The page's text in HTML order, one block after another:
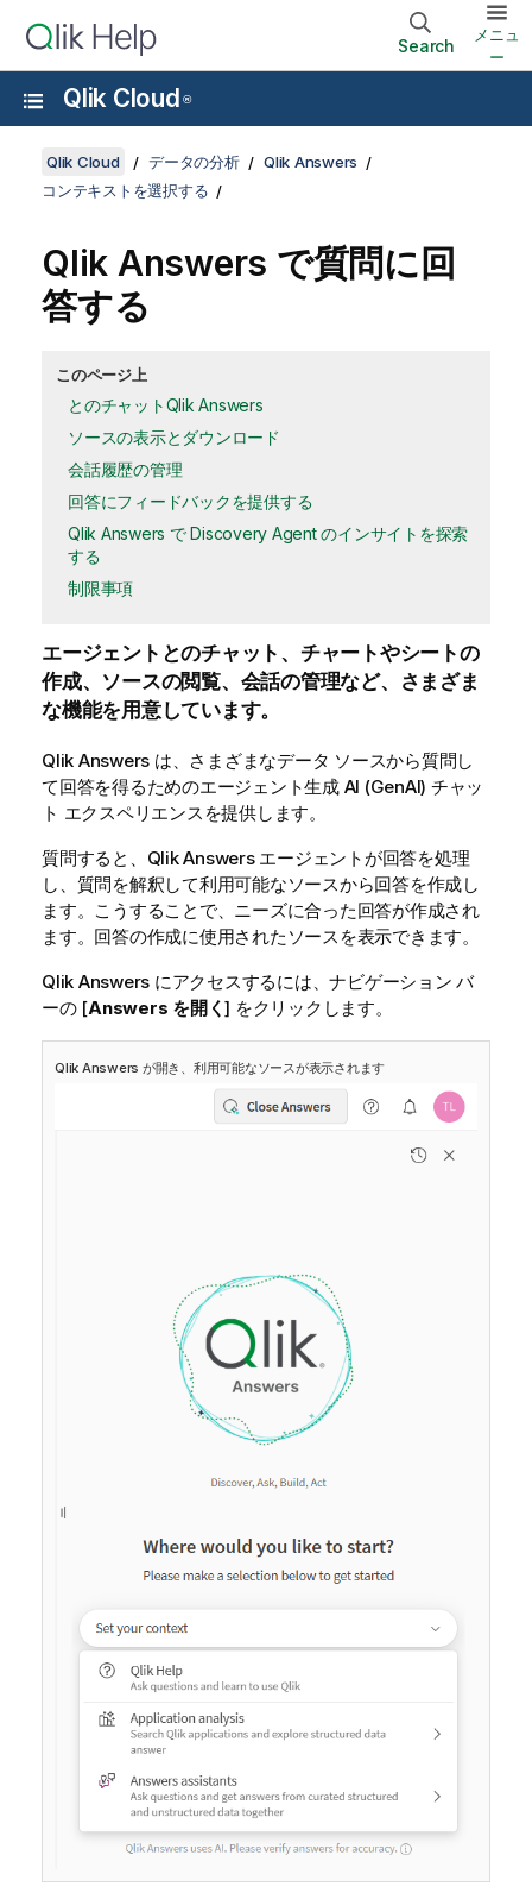
Search
メニュ
ー
Qlik Cloud ®
Qlik Cloud データの分析
Qlik Answers
コンテキストを選択する
Qlik Answers で質問に回
答する
このページ上
とのチャットQlik Answers
ソースの表示とダウンロード
会話履歴の管理
回答にフィードバックを提供する
Qlik Answers で Discovery Agent のインサイトを探索
する
制限事項
エージェントとのチャット、チャートやシートの
作成、ソースの閲覧、会話の管理など、さまざま
な機能を用意しています。
Qlik Answers は、さまざまなデータ ソースから質問し
て回答を得るためのエージェント生成 AI (GenAI) チャッ
ト エクスペリエンスを提供します。
質問すると、 Qlik Answersエージェントが回答を処理
し、質問を解釈して利用可能なソースから回答を作成し
ます。こうすることで、ニーズに合った回答が作成され
ます。回答の作成に使用されたソースを表示できます。
Qlik Answers にアクセスするには、ナビゲーション バ
ーの [Answers を開く] をクリックします。
Qlik Answers が開き、利用可能なソースが表示されます